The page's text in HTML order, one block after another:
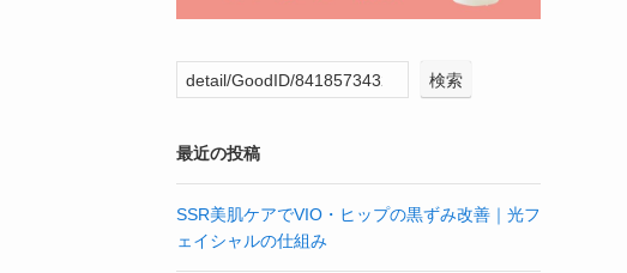
検索
最近の投稿
SSR美肌ケアでVIO・ヒップの黒ずみ改善｜光フ
ェイシャルの仕組み